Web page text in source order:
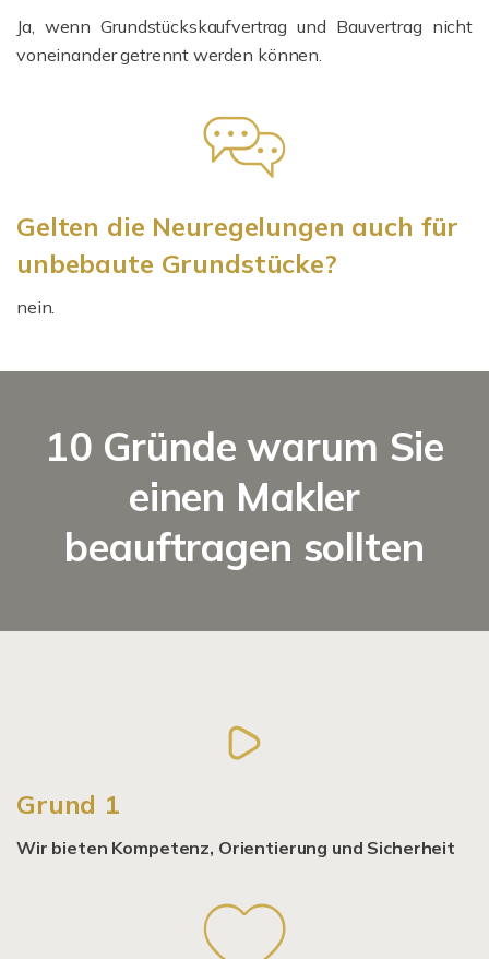
Ja, wenn Grundstückskaufvertrag und Bauvertrag nicht
voneinander getrennt werden können.
Gelten die Neuregelungen auch für
unbebaute Grundstücke?
nein.
10 Gründe warum Sie
einen Makler
beauftragen sollten
Grund 1
Wir bieten Kompetenz, Orientierung und Sicherheit